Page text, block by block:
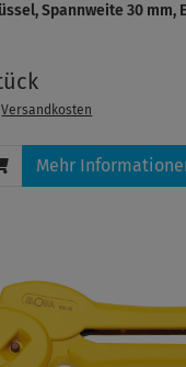
Spannweite 30 mm,
Versandkosten
Mehr